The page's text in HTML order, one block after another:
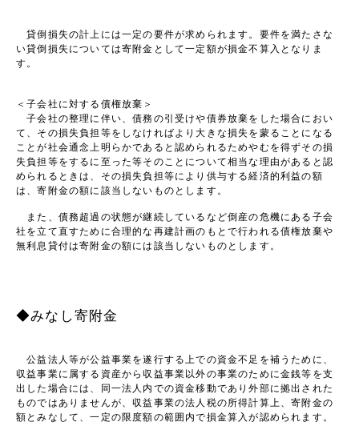
貸倒損失の計上には一定の要件が求められます。要件を満たさな
い貸倒損失については寄附金として一定額が損金不算入となりま
す。
＜子会社に対する債権放棄＞
子会社の整理に伴い、債務の引受けや債券放棄をした場合におい
て、その損失負担等をしなければより大きな損失を蒙ることになる
ことが社会通念上明らかであると認められるためやむを得ずその損
失負担等をするに至った等そのことについて相当な理由があると認
められるときは、その損失負担等により供与する経済的利益の額
は、寄附金の額に該当しないものとします。
また、債務超過の状態が継続しているなど倒産の危機にある子会
社を立て直すために合理的な再建計画のもとで行われる債権放棄や
無利息貸付は寄附金の額には該当しないものとします。
◆みなし寄附金
公益法人等が公益事業を遂行する上での資金不足を補うために、
収益事業に属する資産から収益事業以外の事業のために金銭等を支
出した場合には、同一法人内での資金移動であり外部に拠出された
ものではありませんが、収益事業の法人税の所得計算上、寄附金の
額とみなして、一定の限度額の範囲内で損金算入が認められます。